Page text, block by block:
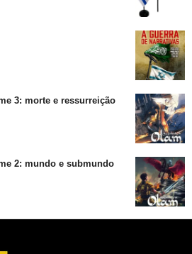
3: morte e ressurreição
2: mundo e submundo